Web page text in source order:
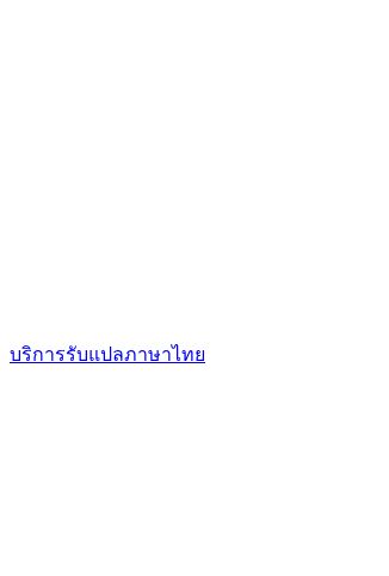
บริการรับแปลภาษาไทย